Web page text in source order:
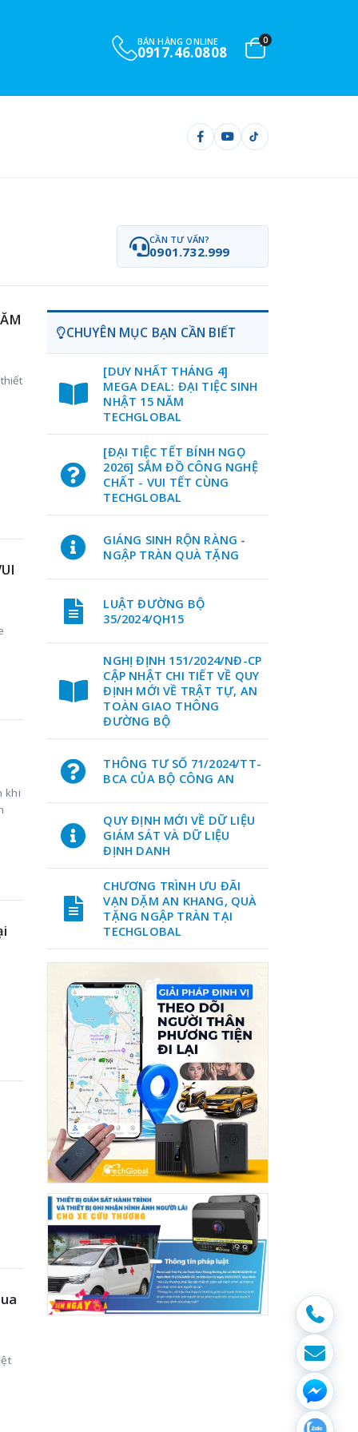
BÁN HÀNG ONLINE
0917.46.0808
0
CẦN TƯ VẤN?
0901.732.999
khi
CHUYÊN MỤC BẠN CẦN BIẾT
[DUY NHẤT THÁNG 4]
MEGA DEAL: ĐẠI TIỆC SINH
NHẬT 15 NĂM
TECHGLOBAL
[ĐẠI TIỆC TẾT BÍNH NGỌ
2026] SẮM ĐỒ CÔNG NGHỆ
CHẤT - VUI TẾT CÙNG
TECHGLOBAL
GIÁNG SINH RỘN RÀNG -
NGẬP TRÀN QUÀ TẶNG
LUẬT ĐƯỜNG BỘ
35/2024/QH15
NGHỊ ĐỊNH 151/2024/NĐ-CP
CẬP NHẬT CHI TIẾT VỀ QUY
ĐỊNH MỚI VỀ TRẬT TỰ, AN
TOÀN GIAO THÔNG
ĐƯỜNG BỘ
THÔNG TƯ SỐ 71/2024/TT-
BCA CỦA BỘ CÔNG AN
QUY ĐỊNH MỚI VỀ DỮ LIỆU
GIÁM SÁT VÀ DỮ LIỆU
ĐỊNH DANH
CHƯƠNG TRÌNH ƯU ĐÃI
VẠN DẶM AN KHANG, QUÀ
TẶNG NGẬP TRÀN TẠI
TECHGLOBAL